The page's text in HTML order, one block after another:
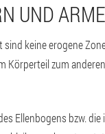
UND ARME
sind keine erogene
Körperteil zum
Ellenbogens bzw.